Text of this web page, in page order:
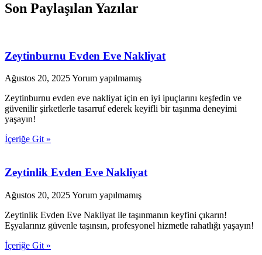
Son Paylaşılan Yazılar
Zeytinburnu Evden Eve Nakliyat
Ağustos 20, 2025Yorum yapılmamış
Zeytinburnu evden eve nakliyat için en iyi ipuçlarını keşfedin ve
güvenilir şirketlerle tasarruf ederek keyifli bir taşınma deneyimi
yaşayın!
İçeriğe Git »
Zeytinlik Evden Eve Nakliyat
Ağustos 20, 2025Yorum yapılmamış
Zeytinlik Evden Eve Nakliyat ile taşınmanın keyfini çıkarın!
Eşyalarınız güvenle taşınsın, profesyonel hizmetle rahatlığı yaşayın!
İçeriğe Git »